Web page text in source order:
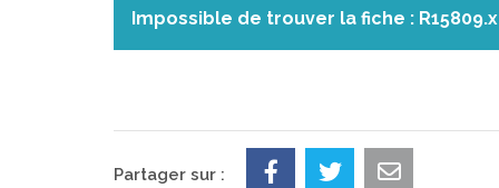
Impossible de trouver la fiche :
Partager sur :